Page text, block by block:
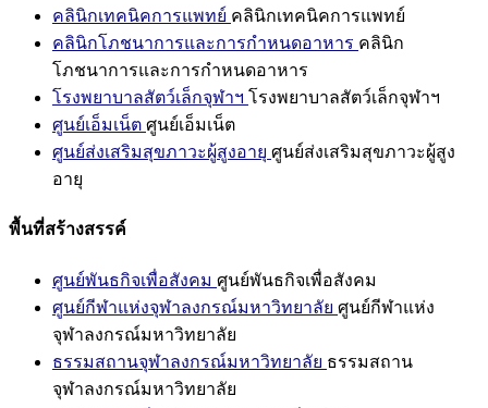
คลินิกเทคนิคการแพทย์ คลินิกเทคนิคการแพทย์
คลินิกโภชนาการและการกำหนดอาหาร คลินิก
โภชนาการและการกำหนดอาหาร
โรงพยาบาลสัตว์เล็กจุฬาฯ โรงพยาบาลสัตว์เล็กจุฬาฯ
ศูนย์เอ็มเน็ต ศูนย์เอ็มเน็ต
ศูนย์ส่งเสริมสุขภาวะผู้สูงอายุ ศูนย์ส่งเสริมสุขภาวะผู้สูง
อายุ
พื้นที่สร้างสรรค์
ศูนย์พันธกิจเพื่อสังคม ศูนย์พันธกิจเพื่อสังคม
ศูนย์กีฬาแห่งจุฬาลงกรณ์มหาวิทยาลัย ศูนย์กีฬาแห่ง
จุฬาลงกรณ์มหาวิทยาลัย
ธรรมสถานจุฬาลงกรณ์มหาวิทยาลัย ธรรมสถาน
จุฬาลงกรณ์มหาวิทยาลัย